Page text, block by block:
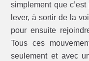
simplement que
lever, à sortir de la
pour ensuite
Tous ces
seulement et avec